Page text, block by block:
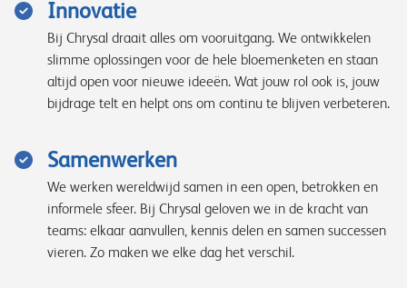
Innovatie
Bij Chrysal draait alles om vooruitgang. We ontwikkelen
slimme oplossingen voor de hele bloemenketen en staan
altijd open voor nieuwe ideeën. Wat jouw rol ook is, jouw
bijdrage telt en helpt ons om continu te blijven verbeteren.
Samenwerken
We werken wereldwijd samen in een open, betrokken en
informele sfeer. Bij Chrysal geloven we in de kracht van
teams: elkaar aanvullen, kennis delen en samen successen
vieren. Zo maken we elke dag het verschil.